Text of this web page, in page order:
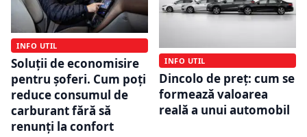
INFO UTIL
Soluții de economisire
pentru șoferi. Cum poți
reduce consumul de
carburant fără să
renunți la confort
INFO UTIL
Dincolo de preț: cum se
formează valoarea
reală a unui automobil